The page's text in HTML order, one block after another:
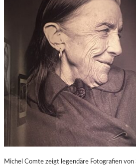
Michel Comte zeigt legendäre Fotografien